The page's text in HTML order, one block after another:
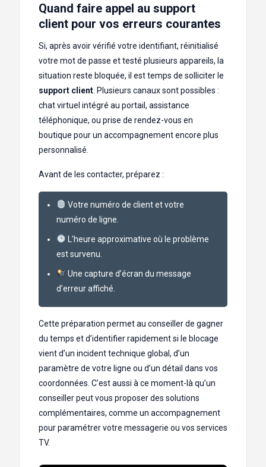
Quand faire appel au support
client pour vos erreurs courantes
Si, après avoir vérifié votre identifiant, réinitialisé
votre mot de passe et testé plusieurs appareils, la
situation reste bloquée, il est temps de solliciter le
support client . Plusieurs canaux sont possibles :
chat virtuel intégré au portail, assistance
téléphonique, ou prise de rendez-vous en
boutique pour un accompagnement encore plus
personnalisé.
Avant de les contacter, préparez :
Votre numéro de client et votre
numéro de ligne.
L’heure approximative où le problème
est survenu.
Une capture d’écran du message
d’erreur affiché.
Cette préparation permet au conseiller de gagner
du temps et d’identifier rapidement si le blocage
vient d’un incident technique global, d’un
paramètre de votre ligne ou d’un détail dans vos
coordonnées. C’est aussi à ce moment-là qu’un
conseiller peut vous proposer des solutions
complémentaires, comme un accompagnement
pour paramétrer votre messagerie ou vos services
TV.